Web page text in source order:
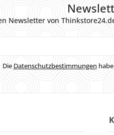
Newsletter von
Die Datenschutzbestimmungen